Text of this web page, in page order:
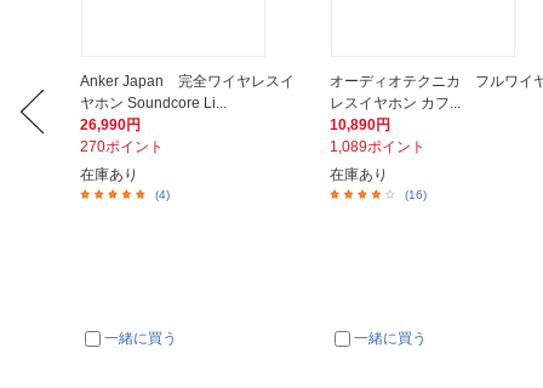
Anker Japan 完全ワイヤレスイ
ヤホン Soundcore Li...
26,990円
270ポイント
在庫あり
(4)
一緒に買う
オーディオテクニカ フルワイ
レスイヤホン カフ...
10,890円
1,089ポイント
在庫あり
(16)
一緒に買う